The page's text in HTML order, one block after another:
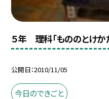
５年 理科「もののとけか
公開日 2010/11/05
今日のできごと